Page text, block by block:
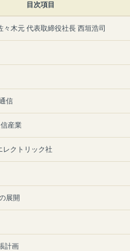
目次項目
木元 代表取締役社長 西垣浩司
信
産業
レクトリック社
展開
計画